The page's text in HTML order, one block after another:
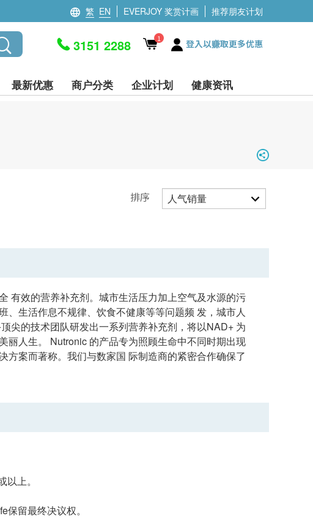
繁 EN EVERJOY 奖赏计画 推荐朋友计划
3151 2288 1 登入以赚取更多优惠
最新优惠 商户分类 企业计划 健康资讯
排序
有效的营养补充剂。城市生活压力加上空气及水源的污
生活作息不规律、饮食不健康等等问题频 发，城市人
尖的技术团队研发出一系列营养补充剂，将以NAD+ 为
丽人生。 Nutronic 的产品专为照顾生命中不同时期出现
方案而著称。我们与数家国 际制造商的紧密合作确保了
上。
留最终决议权。